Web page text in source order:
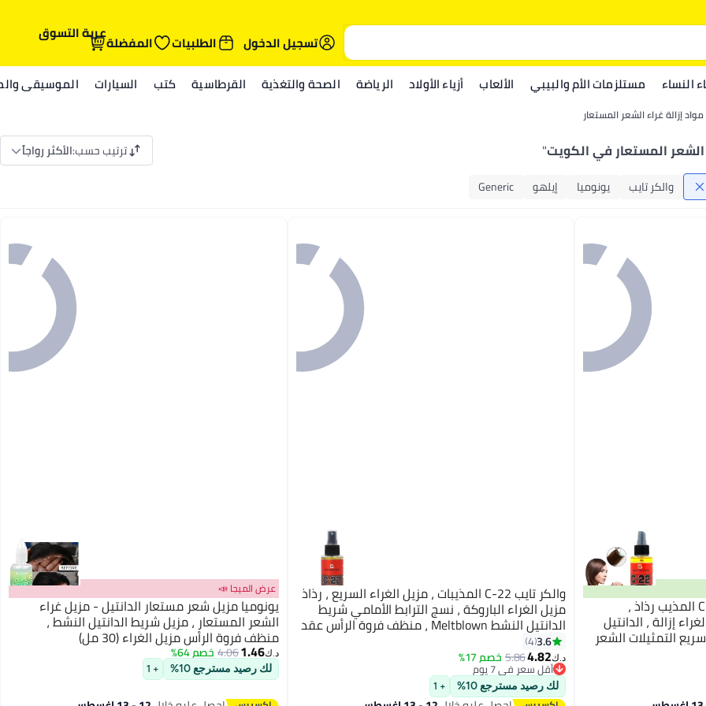
تسجيل الدخول
الطلبيات المفضلةعربة التسوق
النساء مستلزمات الأم والبيبي الألعاب أزياء الأولاد الرياضة الصحة والتغذية القرطاسية كتب السيارات الموسيقى
مواد إزالة غراء الشعر المستعار
المستعار في الكويت" ترتيب حسب:الأكثر رواجاً
والكر تايب يونوميا إيلهو Generic
والكر تايب مشي الشريط C-22 المذيب رذاذ ،
إزالة ، الدانتيل
سريع التمثيلات الشعر
والكر تايب C-22 المذيبات ، مزيل الغراء السريع ، رذاذ
مزيل الغراء الباروكة ، نسج الترابط الأمامي شريط
الدانتيل النشط Meltblown ، منظف فروة الرأس عقد
مزيل الغراء الأصفر 118ml
3.6
4
د.ك‏4.82
5.86خصم 17%
أقل سعر في 7 يوم
أقل سعر في 7 يوم
لك رصيد مسترجع 10% + 1
عرض الميجا 📣
يونوميا مزيل شعر مستعار الدانتيل - مزيل غراء
الشعر المستعار ، مزيل شريط الدانتيل النشط ،
منظف فروة الرأس مزيل الغراء (30 مل)
د.ك‏1.46
4.06خصم 64%
لك رصيد مسترجع 10% + 1